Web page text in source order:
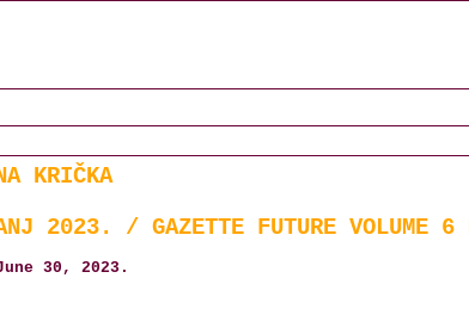
KRIČKA
2023. / GAZETTE FUTURE VOLUME
30, 2023.